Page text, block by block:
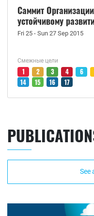
Саммит
устойчивому
Fri 25 - Sun 27 Sep 2015
Смежные цели
1 2 3 4 6
14
15 16 17
See